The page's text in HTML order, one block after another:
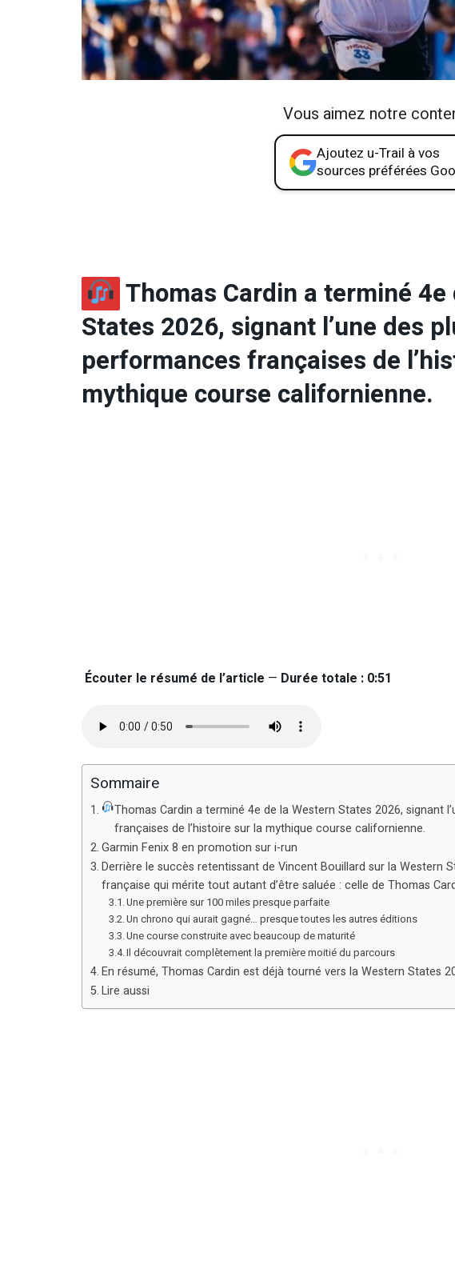
Vous aimez notre
Ajoutez u-Trail à vos
sources préférées
Thomas Cardin a terminé
States 2026, signant l’une des
performances françaises de
mythique course californienne.
Écouter le résumé de l’article — Durée totale : 0:51
Sommaire
Thomas Cardin a terminé 4e de la Western States 2026, signant
françaises de l’histoire sur la mythique course californienne.
Garmin Fenix 8 en promotion sur i-run
Derrière le succès retentissant de Vincent Bouillard sur la Western
française qui mérite tout autant d’être saluée : celle de Thomas
Une première sur 100 miles presque parfaite
Un chrono qui aurait gagné… presque toutes les autres éditions
Une course construite avec beaucoup de maturité
Il découvrait complètement la première moitié du parcours
En résumé, Thomas Cardin est déjà tourné vers la Western States
Lire aussi